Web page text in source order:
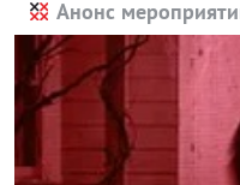
Анонс